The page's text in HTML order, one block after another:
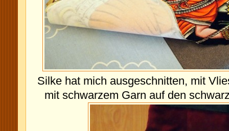
Silke hat mich ausgeschnitten, mit
mit schwarzem Garn auf den